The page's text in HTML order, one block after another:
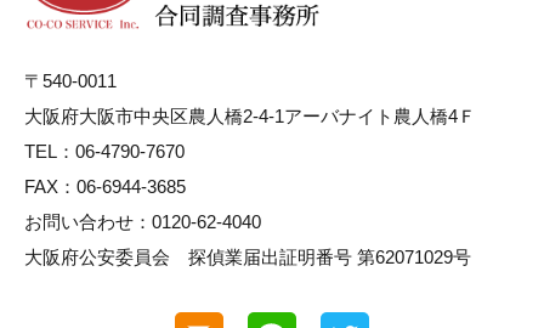
〒540-0011
大阪府大阪市中央区農人橋2-4-1アーバナイト農人橋4Ｆ
TEL：06-4790-7670
FAX：06-6944-3685
お問い合わせ：0120-62-4040
大阪府公安委員会 探偵業届出証明番号 第62071029号